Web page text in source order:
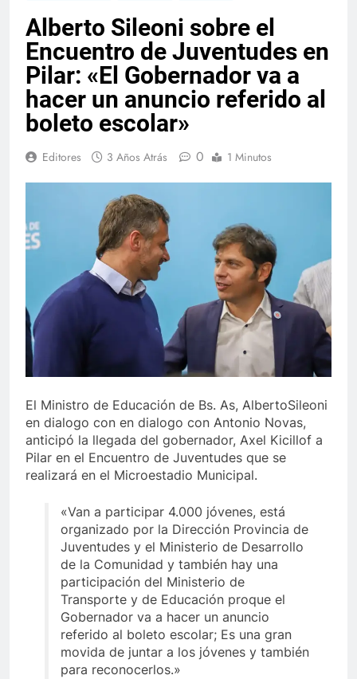
Alberto Sileoni sobre el
Encuentro de Juventudes en
Pilar: «El Gobernador va a
hacer un anuncio referido al
boleto escolar»
Editores 3 Años Atrás 0 1 Minutos
El Ministro de Educación de Bs. As, AlbertoSileoni
en dialogo con en dialogo con Antonio Novas,
anticipó la llegada del gobernador, Axel Kicillof a
Pilar en el Encuentro de Juventudes que se
realizará en el Microestadio Municipal.
«Van a participar 4.000 jóvenes, está
organizado por la Dirección Provincia de
Juventudes y el Ministerio de Desarrollo
de la Comunidad y también hay una
participación del Ministerio de
Transporte y de Educación proque el
Gobernador va a hacer un anuncio
referido al boleto escolar; Es una gran
movida de juntar a los jóvenes y también
para reconocerlos.»